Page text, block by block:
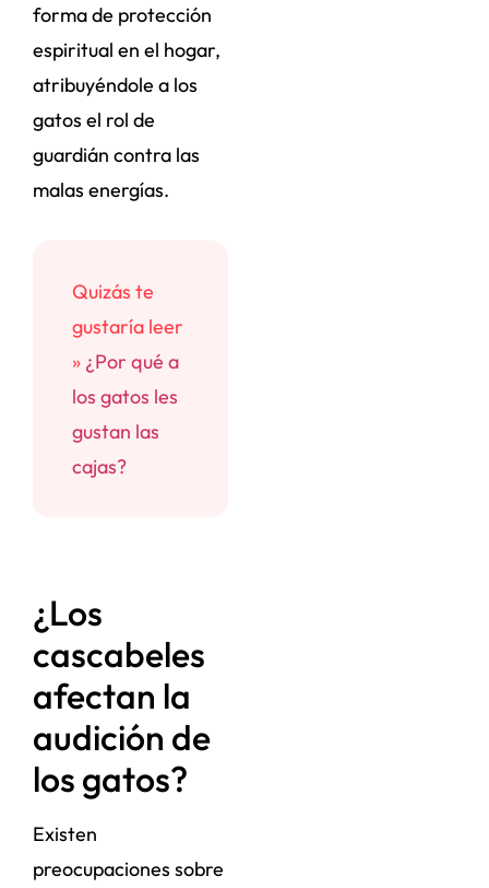
forma de protección
espiritual en el hogar,
atribuyéndole a los
gatos el rol de
guardián contra las
malas energías.
Quizás te
gustaría leer
» ¿Por qué a
los gatos les
gustan las
cajas?
¿Los
cascabeles
afectan la
audición de
los gatos?
Existen
preocupaciones sobre